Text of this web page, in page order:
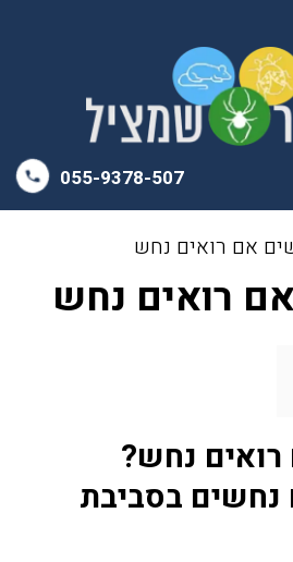
055-9378-507
אם רואים נחש
רואים נחש
נחש?
בסביבת